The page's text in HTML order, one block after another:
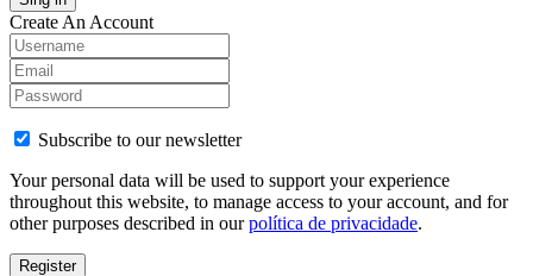
Create An Account
Subscribe to our newsletter
Your personal data will be used to support your experience
throughout this website, to manage access to your account, and for
other purposes described in ourpolítica de privacidade.